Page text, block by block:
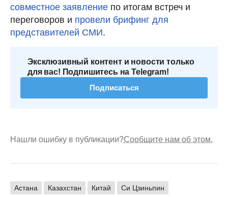
совместное заявление по итогам встреч и
переговоров и провели брифинг для
представителей СМИ.
Эксклюзивный контент и новости только
для вас! Подпишитесь на Telegram!
Подписаться
Нашли ошибку в публикации?Сообщите нам об этом.
Астана Казахстан Китай Си Цзиньпин